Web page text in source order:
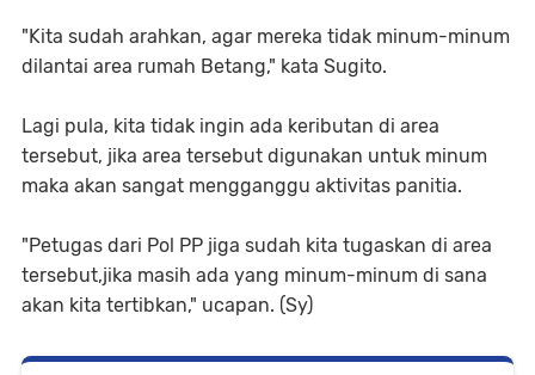
"Kita sudah arahkan, agar mereka tidak minum-minum
dilantai area rumah Betang," kata Sugito.
Lagi pula, kita tidak ingin ada keributan di area
tersebut, jika area tersebut digunakan untuk minum
maka akan sangat mengganggu aktivitas panitia.
"Petugas dari Pol PP jiga sudah kita tugaskan di area
tersebut,jika masih ada yang minum-minum di sana
akan kita tertibkan," ucapan. (Sy)